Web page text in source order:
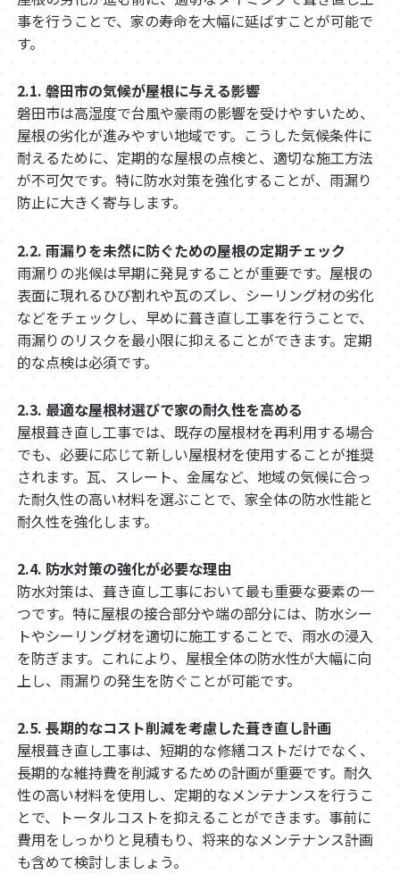
事を行うことで、家の寿命を大幅に延ばすことが可能で
す。
2.1. 磐田市の気候が屋根に与える影響
磐田市は高湿度で台風や豪雨の影響を受けやすいため、
屋根の劣化が進みやすい地域です。こうした気候条件に
耐えるために、定期的な屋根の点検と、適切な施工方法
が不可欠です。特に防水対策を強化することが、雨漏り
防止に大きく寄与します。
2.2. 雨漏りを未然に防ぐための屋根の定期チェック
雨漏りの兆候は早期に発見することが重要です。屋根の
表面に現れるひび割れや瓦のズレ、シーリング材の劣化
などをチェックし、早めに葺き直し工事を行うことで、
雨漏りのリスクを最小限に抑えることができます。定期
的な点検は必須です。
2.3. 最適な屋根材選びで家の耐久性を高める
屋根葺き直し工事では、既存の屋根材を再利用する場合
でも、必要に応じて新しい屋根材を使用することが推奨
されます。瓦、スレート、金属など、地域の気候に合っ
た耐久性の高い材料を選ぶことで、家全体の防水性能と
耐久性を強化します。
2.4. 防水対策の強化が必要な理由
防水対策は、葺き直し工事において最も重要な要素の一
つです。特に屋根の接合部分や端の部分には、防水シー
トやシーリング材を適切に施工することで、雨水の浸入
を防ぎます。これにより、屋根全体の防水性が大幅に向
上し、雨漏りの発生を防ぐことが可能です。
2.5. 長期的なコスト削減を考慮した葺き直し計画
屋根葺き直し工事は、短期的な修繕コストだけでなく、
長期的な維持費を削減するための計画が重要です。耐久
性の高い材料を使用し、定期的なメンテナンスを行うこ
とで、トータルコストを抑えることができます。事前に
費用をしっかりと見積もり、将来的なメンテナンス計画
も含めて検討しましょう。